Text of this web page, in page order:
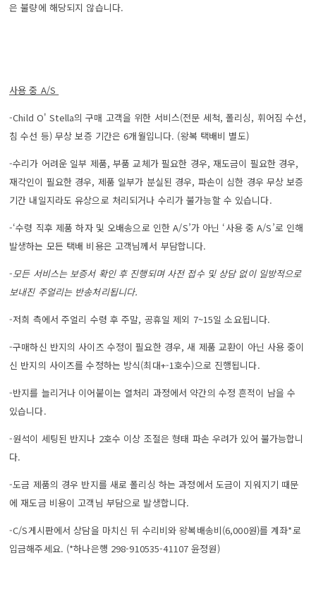
은 불량에 해당되지 않습니다.
사용 중 A/S
-Child O' Stella의 구매 고객을 위한 서비스(전문 세척, 폴리싱, 휘어짐 수선,
침 수선 등) 무상 보증 기간은 6개월입니다. (왕복 택배비 별도)
-수리가 어려운 일부 제품, 부품 교체가 필요한 경우, 재도금이 필요한 경우,
재각인이 필요한 경우, 제품 일부가 분실된 경우, 파손이 심한 경우 무상 보증
기간 내일지라도 유상으로 처리되거나 수리가 불가능할 수 있습니다.
-‘수령 직후 제품 하자 및 오배송으로 인한 A/S’가 아닌 ‘사용 중 A/S’로 인해
발생하는 모든 택배 비용은 고객님께서 부담합니다.
-모든 서비스는 보증서 확인 후 진행되며 사전 접수 및 상담 없이 일방적으로
보내진 주얼리는 반송처리됩니다.
-저희 측에서 주얼리 수령 후 주말, 공휴일 제외 7~15일 소요됩니다.
-구매하신 반지의 사이즈 수정이 필요한 경우, 새 제품 교환이 아닌 사용 중이
신 반지의 사이즈를 수정하는 방식(최대+-1호수)으로 진행됩니다.
-반지를 늘리거나 이어붙이는 열처리 과정에서 약간의 수정 흔적이 남을 수
있습니다.
-원석이 세팅된 반지나 2호수 이상 조절은 형태 파손 우려가 있어 불가능합니
다.
-도금 제품의 경우 반지를 새로 폴리싱 하는 과정에서 도금이 지워지기 때문
에 재도금 비용이 고객님 부담으로 발생합니다.
-C/S게시판에서 상담을 마치신 뒤 수리비와 왕복배송비(6,000원)를 계좌*로
입금해주세요. (*하나은행 298-910535-41107 윤정원)